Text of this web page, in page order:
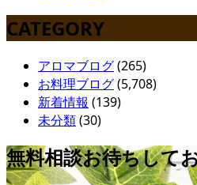
CATEGORY
アロマブログ(265)
お料理ブログ(5,708)
新着情報 (139)
未分類(30)
無料相談お待ちして